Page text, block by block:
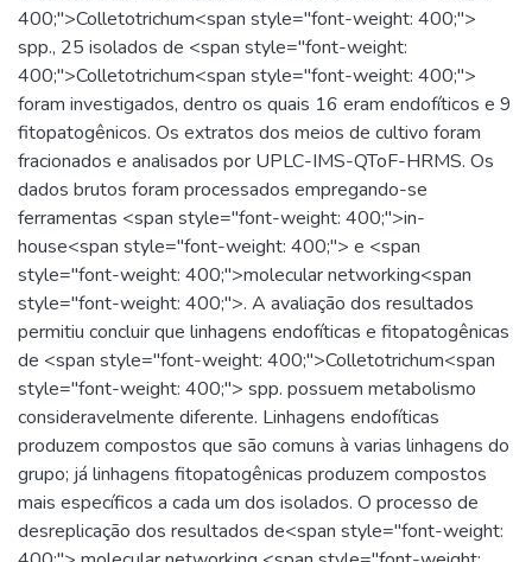
400;">Colletotrichum<span style="font-weight: 400;">
spp., 25 isolados de <span style="font-weight:
400;">Colletotrichum<span style="font-weight: 400;">
foram investigados, dentro os quais 16 eram endofíticos e 9
fitopatogênicos. Os extratos dos meios de cultivo foram
fracionados e analisados por UPLC-IMS-QToF-HRMS. Os
dados brutos foram processados empregando-se
ferramentas <span style="font-weight: 400;">in-
house<span style="font-weight: 400;"> e <span
style="font-weight: 400;">molecular networking<span
style="font-weight: 400;">. A avaliação dos resultados
permitiu concluir que linhagens endofíticas e fitopatogênicas
de <span style="font-weight: 400;">Colletotrichum<span
style="font-weight: 400;"> spp. possuem metabolismo
consideravelmente diferente. Linhagens endofíticas
produzem compostos que são comuns à varias linhagens do
grupo; já linhagens fitopatogênicas produzem compostos
mais específicos a cada um dos isolados. O processo de
desreplicação dos resultados de<span style="font-weight: